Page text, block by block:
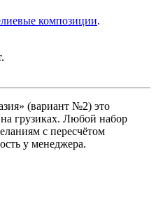
композиции.
(вариант №2) это
грузиках. Любой набор
с пересчётом
у менеджера.